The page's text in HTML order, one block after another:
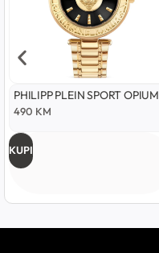
PHILIPP PLEIN SPORT OPIUM
490 KM
KUPI